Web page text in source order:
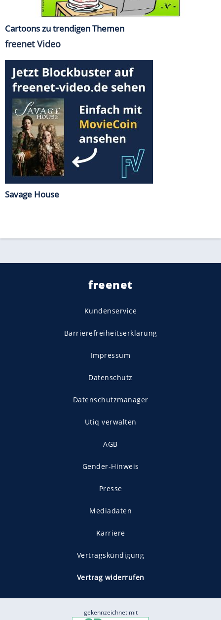
Cartoons zu trendigen Themen
freenet Video
Savage House
freenet
Kundenservice
Barrierefreiheitserklärung
Impressum
Datenschutz
Datenschutzmanager
Utiq verwalten
AGB
Gender-Hinweis
Presse
Mediadaten
Karriere
Vertragskündigung
Vertrag widerrufen
gekennzeichnet mit